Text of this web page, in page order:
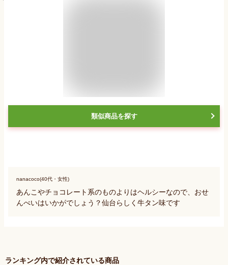
類似商品を探す
nanacoco(40代・女性)
あんこやチョコレート系のものよりはヘルシーなので、おせ
んべいはいかがでしょう？仙台らしく牛タン味です
ランキング内で紹介されている商品